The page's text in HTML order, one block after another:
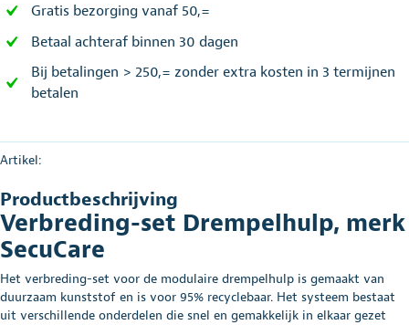
Gratis bezorging vanaf 50,=
Betaal achteraf binnen 30 dagen
Bij betalingen > 250,= zonder extra kosten in 3 termijnen
betalen
Artikel:
Productbeschrijving
Verbreding-set Drempelhulp, merk
SecuCare
Het verbreding-set voor de modulaire drempelhulp is gemaakt van
duurzaam kunststof en is voor 95% recyclebaar. Het systeem bestaat
uit verschillende onderdelen die snel en gemakkelijk in elkaar gezet